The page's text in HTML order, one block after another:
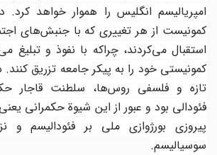
امپریالیسم انگلیس را هموار خواهد کرد.
کمونیست از هر تغییری که با جنبش‌های
استقبال می‌کردند، چراکه با نفوذ و تبلیغ
کمونیستی خود را به پیکر جامعه تزریق کنند.
تازه و فلسفی روس‌ها، سلطنت قاجار
فئودالی بود و عبور از این شیوة حکمرانی یعنی
پیروزی بورژوازی ملی بر فئودالیسم و
سوسیالیسم.